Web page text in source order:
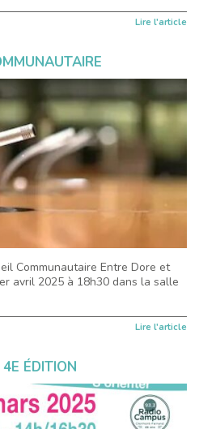
Lire l'article
Communautaire Entre Dore et
avril 2025 à 18h30 dans la salle
Lire l'article
ÉDITION